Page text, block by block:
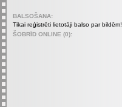
BALSOŠANA:
Tikai reģistrēti lietotāji balso par bildēm!
ŠOBRĪD ONLINE (0):